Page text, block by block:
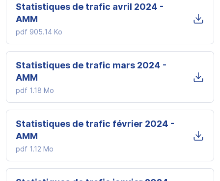
Statistiques de trafic avril 2024 -
AMM
pdf 905.14 Ko
Statistiques de trafic mars 2024 -
AMM
pdf 1.18 Mo
Statistiques de trafic février 2024 -
AMM
pdf 1.12 Mo